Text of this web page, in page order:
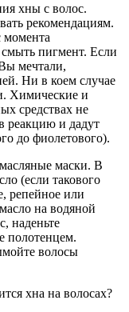
хны с волос.
рекомендациям.
пигмент. Если
мечтали,
Ни в коем случае
Химические и
средствах не
реакцию и дадут
до фиолетового).
маски. В
(если такового
репейное или
на водяной
наденьте
полотенцем.
волосы